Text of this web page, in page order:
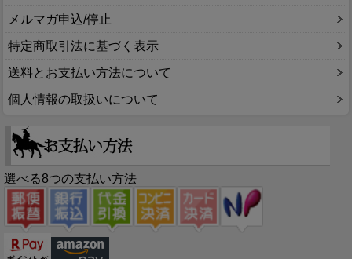
メルマガ申込/停止
特定商取引法に基づく表示
送料とお支払い方法について
個人情報の取扱いについて
選べる8つの支払い方法